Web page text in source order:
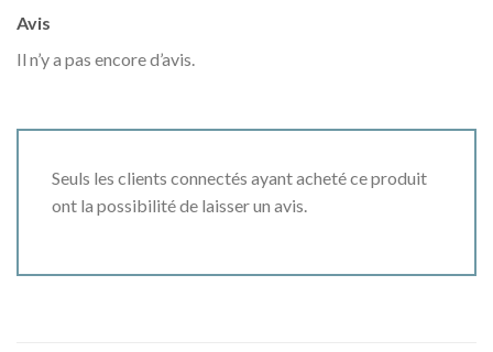
Avis
Il n’y a pas encore d’avis.
Seuls les clients connectés ayant acheté ce produit
ont la possibilité de laisser un avis.